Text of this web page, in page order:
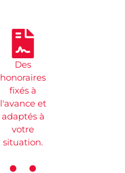
Des
honoraires
fixés à
l'avance et
adaptés à
votre
situation.